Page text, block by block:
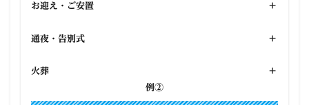
お迎え・ご安置 +
通夜・告別式 +
火葬
+
例②